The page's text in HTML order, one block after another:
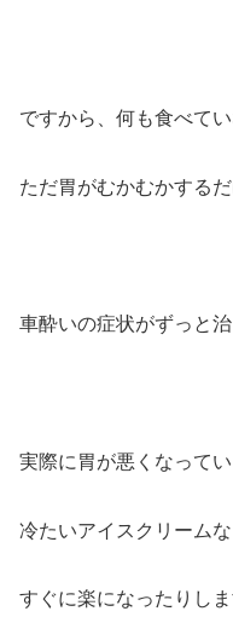
ですから、何も食べてい
ただ胃がむかむかする
車酔いの症状がずっと
実際に胃が悪くなって
冷たいアイスクリーム
すぐに楽になったりしま